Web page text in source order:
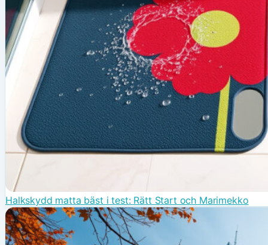
Halkskydd matta bäst i test: Rätt Start och Marimekko